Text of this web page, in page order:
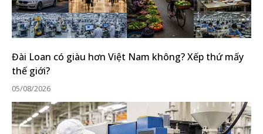
Đài Loan có giàu hơn Việt Nam không? Xếp thứ mấy
thế giới?
05/08/2026